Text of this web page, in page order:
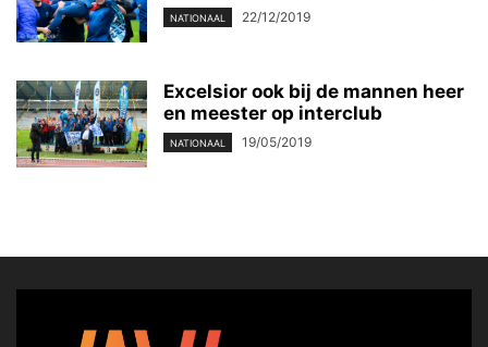
NATIONAAL 22/12/2019
Excelsior ook bij de mannen heer
en meester op interclub
NATIONAAL 19/05/2019